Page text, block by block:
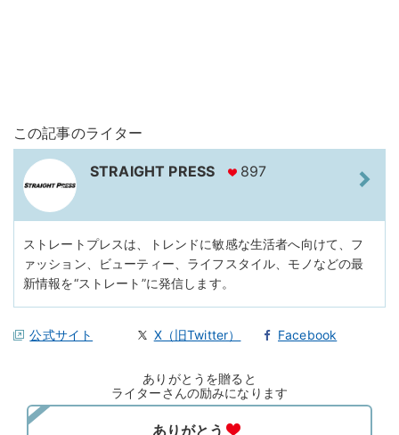
この記事のライター
STRAIGHT PRESS 897
ストレートプレスは、トレンドに敏感な生活者へ向けて、フ
ァッション、ビューティー、ライフスタイル、モノなどの最
新情報を“ストレート”に発信します。
公式サイト X（旧Twitter） Facebook
ありがとうを贈ると
ライターさんの励みになります